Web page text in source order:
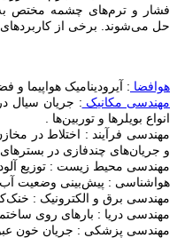
فشار و ترم‌های چشمه مختص به
حل می‌شوند. برخی از کاربردهای
هوافضا : آیرودینامیک هواپیما و
مهندسی مکانیک : جریان سیال
انواع بویلرها و توربین‌ها .
مهندسی فرآیند : اختلاط در
و جریان‌های چندفازی در
مهندسی محیط زیست :‌ توزیع
هواشناسی : پیش‌بینی وضعیت آب
مهندسی برق و الکترونیک :
مهندسی دریا : بارهای روی
مهندسی پزشکی : جریان خون